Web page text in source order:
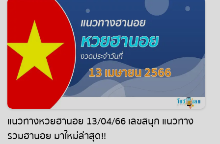
แนวทางหวยฮานอย 13/04/66 เลขสนุก แนวทาง
รวมฮานอย มาใหม่ล่าสุด!!